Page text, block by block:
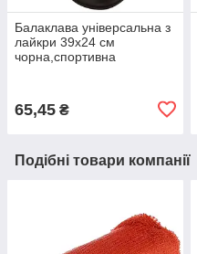
Балаклава універсальна з
лайкри 39х24 см
чорна,спортивна
65,45 ₴
Подібні товари компанії